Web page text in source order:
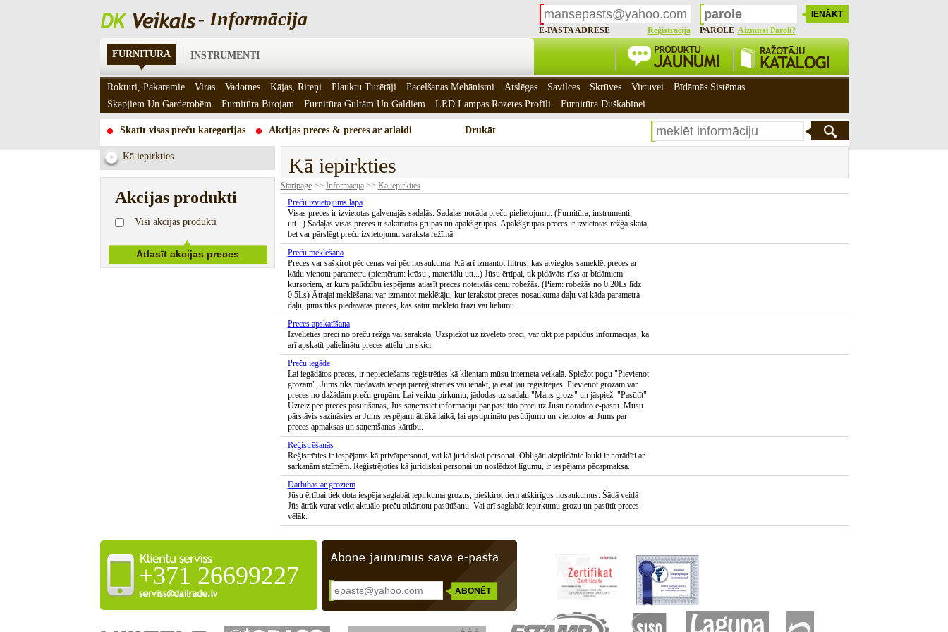
- Informācija
E-PASTA ADRESE Reģistrācija PAROLE Aizmirsi Paroli?
FURNITŪRA INSTRUMENTI
Skatīt visas preču kategorijas Akcijas preces & preces ar atlaidi Drukāt
Kā iepirkties
Akcijas produkti
Visi akcijas produkti
Kā iepirkties
Startpage>> Informācija>> Kā iepirkties
Preču izvietojums lapā
Visas preces ir izvietotas galvenajās sadaļās. Sadaļas norāda preču pielietojumu. (Furnitūra, instrumenti,
utt...) Sadaļās visas preces ir sakārtotas grupās un apakšgrupās. Apakšgrupās preces ir izvietotas režģa skatā,
bet var pārslēgt preču izvietojumu saraksta režīmā.
Preču meklēšana
Preces var sašķirot pēc cenas vai pēc nosaukuma. Kā arī izmantot filtrus, kas atvieglos sameklēt preces ar
kādu vienotu parametru (piemēram: krāsu , materiālu utt...) Jūsu ērtīpai, tik pidāvāts rīks ar bīdāmiem
kursoriem, ar kura palīdzību iespējams atlasīt preces noteiktās cenu robežās. (Piem: robežās no 0.20Ls līdz
0.5Ls) Ātrajai meklēšanai var izmantot meklētāju, kur ierakstot preces nosaukuma daļu vai kāda parametra
daļu, jums tiks piedāvātas preces, kas satur meklēto frāzi vai lielumu
Preces apskatīšana
Izvēlieties preci no preču režģa vai saraksta. Uzspiežot uz izvēlēto preci, var tikt pie papildus informācijas, kā
arī apskatīt palielinātu preces attēlu un skici.
Preču iegāde
Lai iegādātos preces, ir nepieciešams reģistrēties kā klientam mūsu interneta veikalā. Spiežot pogu "Pievienot
grozam", Jums tiks piedāvāta iepēja piereģistrēties vai ienākt, ja esat jau reģistrējies. Pievienot grozam var
preces no dažādām preču grupām. Lai veiktu pirkumu, jādodas uz sadaļu "Mans grozs" un jāspiež "Pasūtīt"
Uzreiz pēc preces pasūtīšanas, Jūs saņemsiet informāciju par pasūtīto preci uz Jūsu norādīto e-pastu. Mūsu
pārstāvis sazināsies ar Jums iespējami ātrākā laikā, lai apstiprinātu pasūtījumu un vienotos ar Jums par
preces apmaksas un saņemšanas kārtību.
Reģistrēšanās
Reģistrēties ir iespējams kā privātpersonai, vai kā juridiskai personai. Obligāti aizpildānie lauki ir norādīti ar
sarkanām atzīmēm. Reģistrējoties kā juridiskai personai un noslēdzot līgumu, ir iespējama pēcapmaksa.
Darbības ar groziem
Jūsu ērtībai tiek dota iespēja saglabāt iepirkuma grozus, piešķirot tiem atšķirīgus nosaukumus. Šādā veidā
Jūs ātrāk varat veikt aktuālo preču atkārtotu pasūtīšanu. Vai arī saglabāt iepirkumu grozu un pasūtīt preces
vēlāk.
+371 26699227
Rokturi, Pakaramie Viras Vadotnes Kājas, Riteņi Plauktu Turētāji Pacelšanas Mehānismi Atslēgas Savilces Skrūves Virtuvei
Bīdāmās Sistēmas
Skapjiem Un Garderobēm
Furnitūra Birojam Furnitūra Gultām Un Galdiem LED Lampas Rozetes Profīli Furnitūra Duškabīnei